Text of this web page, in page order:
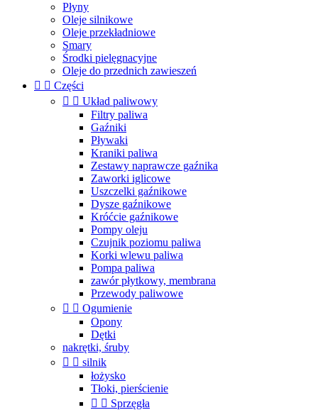
Płyny
Oleje silnikowe
Oleje przekładniowe
Smary
Środki pielęgnacyjne
Oleje do przednich zawieszeń
  Części
  Układ paliwowy
Filtry paliwa
Gaźniki
Pływaki
Kraniki paliwa
Zestawy naprawcze gaźnika
Zaworki iglicowe
Uszczelki gaźnikowe
Dysze gaźnikowe
Króćcie gaźnikowe
Pompy oleju
Czujnik poziomu paliwa
Korki wlewu paliwa
Pompa paliwa
zawór płytkowy, membrana
Przewody paliwowe
  Ogumienie
Opony
Dętki
nakrętki, śruby
  silnik
łożysko
Tłoki, pierścienie
  Sprzęgła